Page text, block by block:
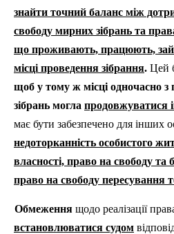
знайти точний баланс між
свободу мирних зібрань та
що проживають, працюють,
місці проведення зібрання. Цей
щоб у тому ж місці одночасно
зібрань могла продовжуватися
має бути забезпечено для інших
недоторканність особистого
власності, право на свободу та
право на свободу пересування
Обмеження щодо реалізації
встановлюватися судом